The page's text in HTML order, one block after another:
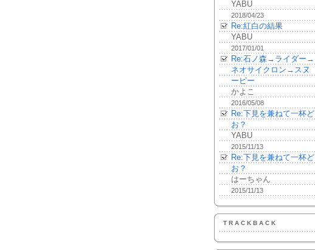
YABU
2018/04/23
Re:紅白の結果
YABU
2017/01/01
Re:石ノ森→ライダー→
ネオサイクロン→スヌ
ーピー
かよこ
2016/05/08
Re:下見を兼ねて一杯ど
お？
YABU
2015/11/13
Re:下見を兼ねて一杯ど
お？
はーちゃん
2015/11/13
TRACKBACK